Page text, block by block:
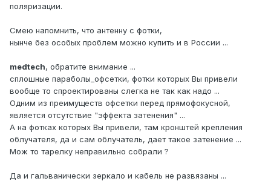
поляризации.
Смею напомнить, что антенну с фотки,
нынче без особых проблем можно купить и в России ...
medtech, обратите внимание ...
сплошные параболы_офсетки, фотки которых Вы привели
вообще то спроектированы слегка не так как надо ...
Одним из преимуществ офсетки перед прямофокусной,
является отсутствие "эффекта затенения" ...
А на фотках которых Вы привели, там кронштей крепления
облучателя, да и сам облучатель, дает такое затенение ...
Мож то тарелку неправильно собрали ?
Да и гальванически зеркало и кабель не развязаны ...